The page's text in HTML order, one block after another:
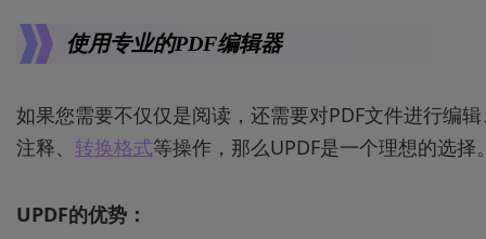
使用专业的PDF编辑器
如果您需要不仅仅是阅读，还需要对PDF文件进行编
注释、 转换格式等操作，那么UPDF是一个理想的选择
UPDF的优势：